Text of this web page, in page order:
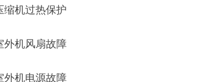
缩机过热保护
外机风扇故障
外机电源故障